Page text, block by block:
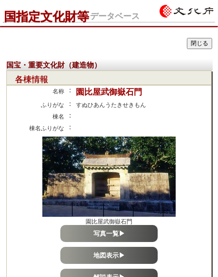
国指定文化財等データベース
国宝・重要文化財（建造物）
各棟情報
名称 ： 園比屋武御嶽石門
ふりがな ：
すぬひあんうたきせきもん
棟名
：
棟名ふりがな ：
園比屋武御嶽石門
写真一覧▶
地図表示▶